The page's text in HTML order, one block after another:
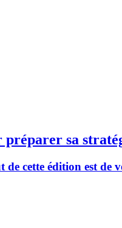
préparer sa
cette édition est de